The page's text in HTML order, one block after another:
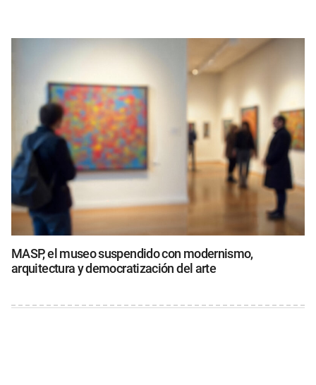
MASP, el museo suspendido con modernismo,
arquitectura y democratización del arte